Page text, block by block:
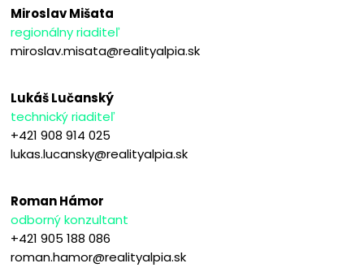
Miroslav Mišata
regionálny riaditeľ
miroslav.misata@realityalpia.sk
Lukáš Lučanský
technický riaditeľ
+421 908 914 025
lukas.lucansky@realityalpia.sk
Roman Hámor
odborný konzultant
+421 905 188 086
roman.hamor@realityalpia.sk